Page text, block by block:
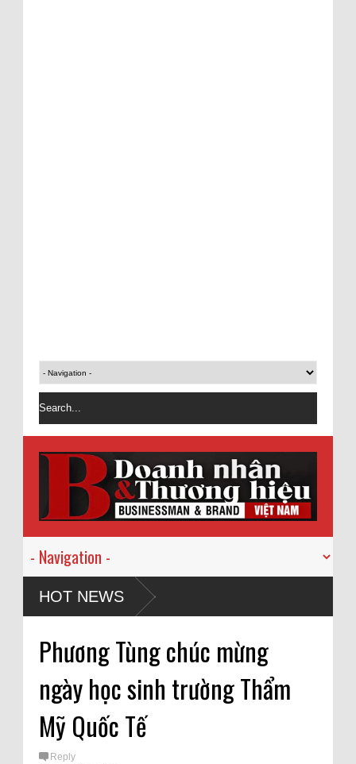
HOT NEWS
Phương Tùng chúc mừng
ngày học sinh trường Thẩm
Mỹ Quốc Tế
Reply